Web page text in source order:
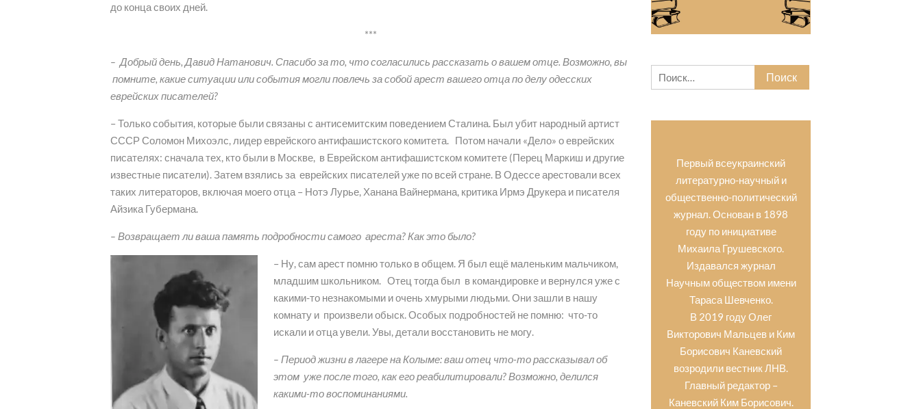
до конца своих дней.
***
– Добрый день, Давид Натанович. Спасибо за то, что согласились рассказать о вашем отце. Возможно, вы
помните, какие ситуации или события могли повлечь за собой арест вашего отца по делу одесских
еврейских писателей?
– Только события, которые были связаны с антисемитским поведением Сталина. Был убит народный артист
СССР Соломон Михоэлс, лидер еврейского антифашистского комитета. Потом начали «Дело» о еврейских
писателях: сначала тех, кто были в Москве, в Еврейском антифашистском комитете (Перец Маркиш и другие
известные писатели). Затем взялись за еврейских писателей уже по всей стране. В Одессе арестовали всех
таких литераторов, включая моего отца – Нотэ Лурье, Ханана Вайнермана, критика Ирмэ Друкера и писателя
Айзика Губермана.
– Возвращает ли ваша память подробности самого ареста? Как это было?
– Ну, сам арест помню только в общем. Я был ещё маленьким мальчиком,
младшим школьником. Отец тогда был в командировке и вернулся уже с
какими-то незнакомыми и очень хмурыми людьми. Они зашли в нашу
комнату и произвели обыск. Особых подробностей не помню: что-то
искали и отца увели. Увы, детали восстановить не могу.
– Период жизни в лагере на Колыме: ваш отец что-то рассказывал об
этом уже после того, как его реабилитировали? Возможно, делился
какими-то воспоминаниями.
Найти:
Первый всеукраинский
литературно-научный и
общественно-политический
журнал. Основан в 1898
году по инициативе
Михаила Грушевского.
Издавался журнал
Научным обществом имени
Тараса Шевченко.
В 2019 году Олег
Викторович Мальцев и Ким
Борисович Каневский
возродили вестник ЛНВ.
Главный редактор –
Каневский Ким Борисович.